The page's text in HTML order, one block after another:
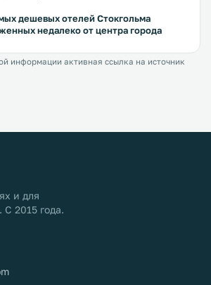
дешевых отелей Стокгольма
недалеко от центра города
информации активная ссылка на источник
и для
С 2015 года.